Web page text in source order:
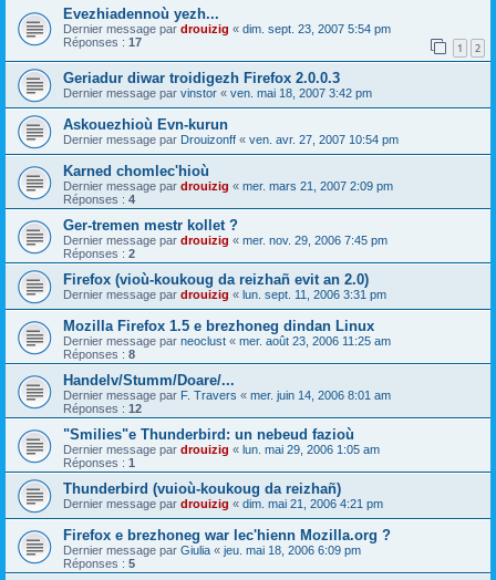
Evezhiadennoù yezh...
Dernier message par drouizig « dim. sept. 23, 2007 5:54 pm
Réponses : 17 1 2
Geriadur diwar troidigezh Firefox 2.0.0.3
Dernier message par vinstor « ven. mai 18, 2007 3:42 pm
Askouezhioù Evn-kurun
Dernier message par Drouizonff « ven. avr. 27, 2007 10:54 pm
Karned chomlec'hioù
Dernier message par drouizig « mer. mars 21, 2007 2:09 pm
Réponses : 4
Ger-tremen mestr kollet ?
Dernier message par drouizig « mer. nov. 29, 2006 7:45 pm
Réponses : 2
Firefox (vioù-koukoug da reizhañ evit an 2.0)
Dernier message par drouizig « lun. sept. 11, 2006 3:31 pm
Mozilla Firefox 1.5 e brezhoneg dindan Linux
Dernier message par neoclust « mer. août 23, 2006 11:25 am
Réponses : 8
Handelv/Stumm/Doare/...
Dernier message par F. Travers « mer. juin 14, 2006 8:01 am
Réponses : 12
"Smilies"e Thunderbird: un nebeud fazioù
Dernier message par drouizig « lun. mai 29, 2006 1:05 am
Réponses : 1
Thunderbird (vuioù-koukoug da reizhañ)
Dernier message par drouizig « dim. mai 21, 2006 4:21 pm
Firefox e brezhoneg war lec'hienn Mozilla.org ?
Dernier message par Giulia « jeu. mai 18, 2006 6:09 pm
Réponses : 5